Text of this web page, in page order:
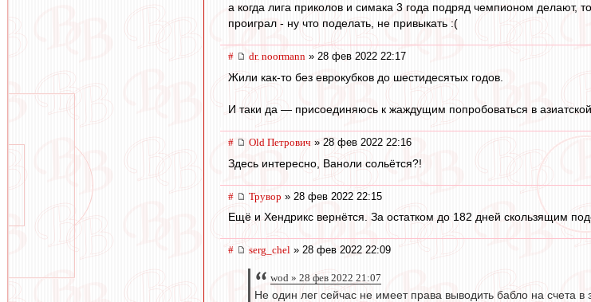
а когда лига приколов и симака 3 года подряд чемпионом делают,
проиграл - ну что поделать, не привыкать :(
# dr. noormann » 28 фев 2022 22:17
Жили как-то без еврокубков до шестидесятых годов.
И таки да — присоединяюсь к жаждущим попробоваться в
# Old Петрович » 28 фев 2022 22:16
Здесь интересно, Ваноли сольётся?!
# Трувор » 28 фев 2022 22:15
Ещё и Хендрикс вернётся. За остатком до 182 дней скользящим
# serg_chel » 28 фев 2022 22:09
wod » 28 фев 2022 21:07
Не один лег сейчас не имеет права выводить бабло на счета в